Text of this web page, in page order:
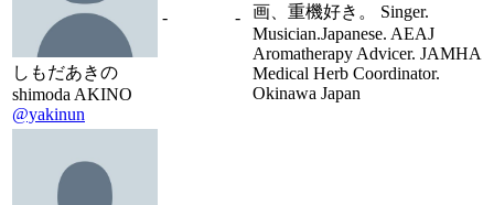
しもだあきの
shimoda AKINO
@yakinun
- -
画、重機好き。 Singer.
Musician.Japanese. AEAJ
Aromatherapy Advicer. JAMHA
Medical Herb Coordinator.
Okinawa Japan